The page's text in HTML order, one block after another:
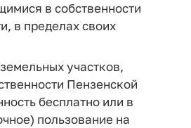
в собственности
в пределах своих
участков,
Пензенской
бесплатно или в
пользование на